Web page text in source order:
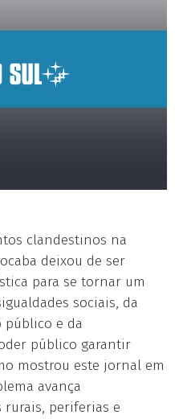
clandestinos na
deixou de ser
para se tornar um
sociais, da
e da
público garantir
mostrou este jornal em
avança
rurais, periferias e